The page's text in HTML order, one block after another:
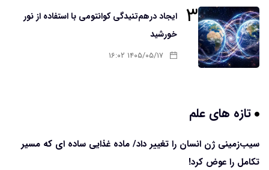
۳
ایجاد درهم‌تنیدگی کوانتومی با استفاده از نور
خورشید
۱۴۰۵/۰۵/۱۷ ۱۶:۰۲
تازه های علم
سیب‌زمینی ژن انسان را تغییر داد/ ماده غذایی ساده ای که مسیر
تکامل را عوض کرد!